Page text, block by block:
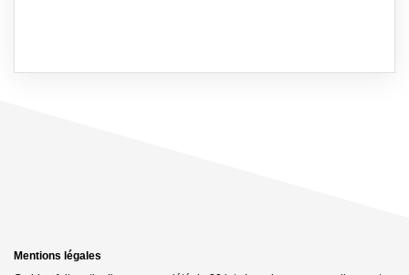
Mentions légales